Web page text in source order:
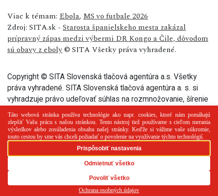
Viac k témam: Ebola, MS vo futbale 2026
Zdroj: SITA.sk - Starosta španielskeho mesta zakázal
prípravný zápas medzi výbermi DR Kongo a Čile, dôvodom
sú obavy z eboly© SITA Všetky práva vyhradené.
Copyright © SITA Slovenská tlačová agentúra a.s. Všetky
práva vyhradené. SITA Slovenská tlačová agentúra a. s. si
vyhradzuje právo udeľovať súhlas na rozmnožovanie, šírenie
PR článok
používania cookies
RSS